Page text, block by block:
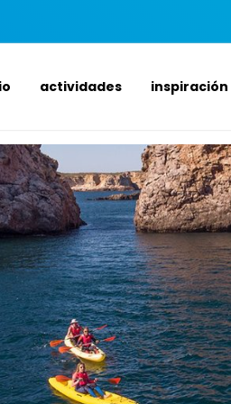
actividades inspiración